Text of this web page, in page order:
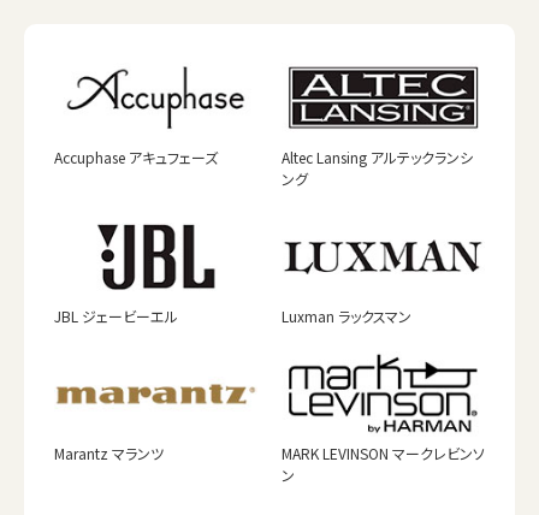
Accuphase アキュフェーズ
Altec Lansing アルテックランシ
ング
JBL ジェービーエル Luxman ラックスマン
Marantz マランツ
MARK LEVINSON マークレビンソ
ン